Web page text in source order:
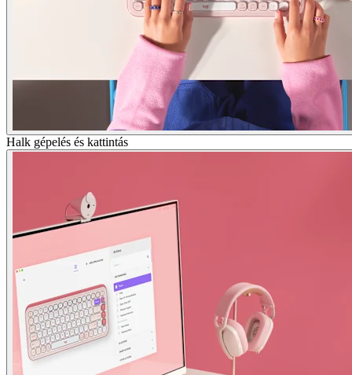
Halk gépelés és kattintás